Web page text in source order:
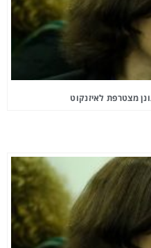
מצטרפת לאיזנקוט